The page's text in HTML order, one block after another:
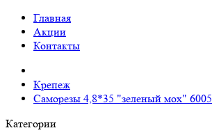
Главная
Акции
Контакты
Крепеж
Саморезы 4,8*35 "зеленый мох" 6005
Категории